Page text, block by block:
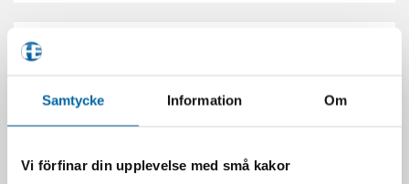
Samtycke Information Om
Vi förfinar din upplevelse med små kakor
PRODUKTINFO
ÅRSMODELL 2022